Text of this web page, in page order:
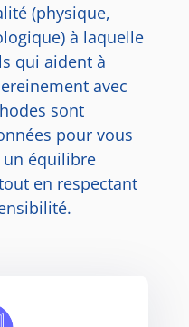
(physique,
à laquelle
qui aident à
avec
sont
pour vous
équilibre
en respectant